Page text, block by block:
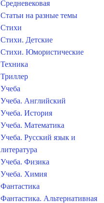
Средневековая
Статьи на разные темы
Стихи
Стихи. Детские
Стихи. Юмористические
Техника
Триллер
Учеба
Учеба. Английский
Учеба. История
Учеба. Математика
Учеба. Русский язык и
литература
Учеба. Физика
Учеба. Химия
Фантастика
Фантастика. Альтернативная